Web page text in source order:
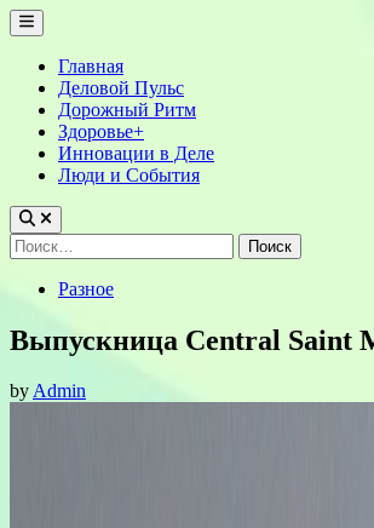
Main
Menu
Главная
Деловой Пульс
Дорожный Ритм
Здоровье+
Инновации в Деле
Люди и События
Найти:
PostedРазное
Выпускница Central Saint
byAdmin